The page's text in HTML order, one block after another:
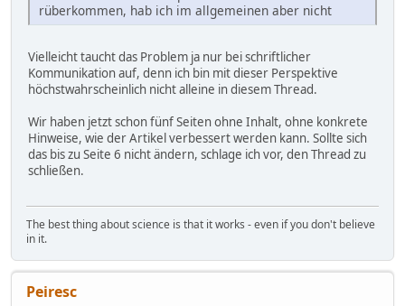
rüberkommen, hab ich im allgemeinen aber nicht
Vielleicht taucht das Problem ja nur bei schriftlicher
Kommunikation auf, denn ich bin mit dieser Perspektive
höchstwahrscheinlich nicht alleine in diesem Thread.
Wir haben jetzt schon fünf Seiten ohne Inhalt, ohne konkrete
Hinweise, wie der Artikel verbessert werden kann. Sollte sich
das bis zu Seite 6 nicht ändern, schlage ich vor, den Thread zu
schließen.
The best thing about science is that it works - even if you don't believe
in it.
Peiresc